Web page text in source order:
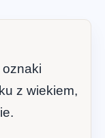
z wiekiem,